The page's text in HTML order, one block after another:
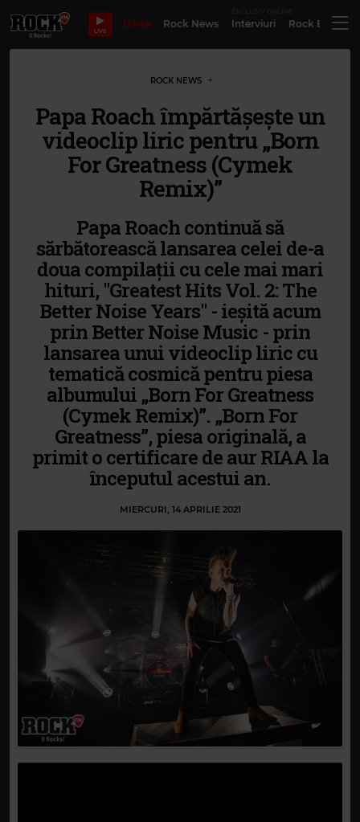
LIVE
Bilete Rock News Interviuri Rock
ROCK NEWS
Papa Roach împărtășește un
videoclip liric pentru „Born
For Greatness (Cymek
Remix)”
Papa Roach continuă să
sărbătorească lansarea celei de-a
doua compilații cu cele mai mari
hituri, "Greatest Hits Vol. 2: The
Better Noise Years" - ieșită acum
prin Better Noise Music - prin
lansarea unui videoclip liric cu
tematică cosmică pentru piesa
albumului „Born For Greatness
(Cymek Remix)”. „Born For
Greatness”, piesa originală, a
primit o certificare de aur RIAA la
începutul acestui an.
MIERCURI, 14 APRILIE 2021